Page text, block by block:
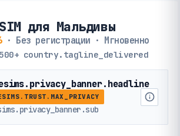
для Мальдивы
· Без регистрации · Мгновенно
country.tagline_delivered